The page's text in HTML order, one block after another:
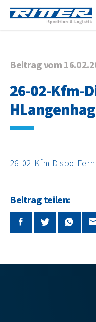
Beitrag vom
26-02-Kfm-
26-02-Kfm-Dispo-
Beitrag teilen: